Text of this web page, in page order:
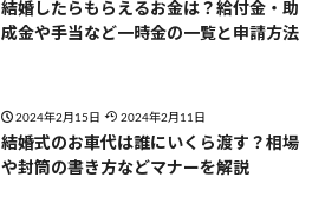
結婚したらもらえるお金は？給付金・助
成金や手当など一時金の一覧と申請方法
2024年2月15日 2024年2月11日
結婚式のお車代は誰にいくら渡す？相場
や封筒の書き方などマナーを解説